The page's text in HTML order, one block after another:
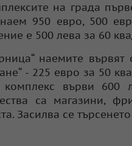
на града
950 евро, 500
е 500 лева за 60
наемите
- 225 евро за 50
върви 600
са магазини,
Засилва се